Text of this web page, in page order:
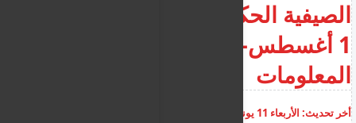
1 أغسطس– اليكم كافة
المعلومات
أخر تحديث: الأربعاء 11 يونيو 2025